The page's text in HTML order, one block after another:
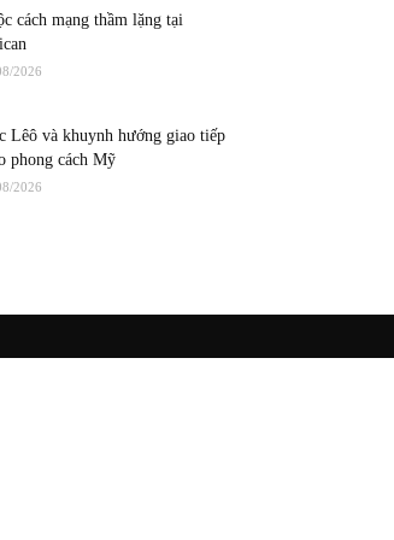
cách mạng thầm lặng tại
2026
Lêô và khuynh hướng giao tiếp
phong cách Mỹ
2026